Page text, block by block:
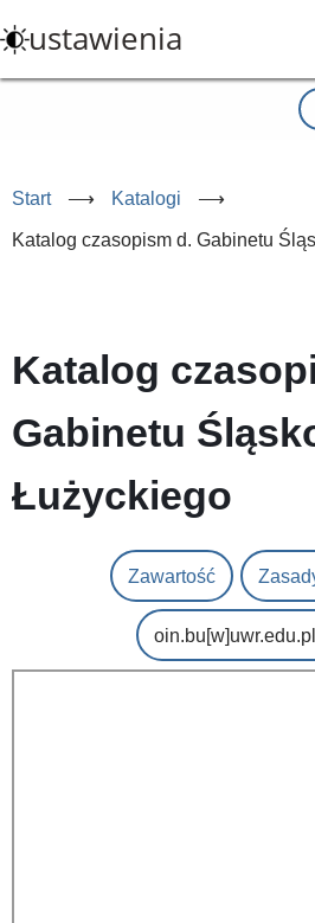
do
treści
ustawienia
Start ⟶ Katalogi ⟶
Katalog czasopism d. Gabinetu
Katalog
Gabinetu
Łużyckiego
Zawartość
oin.bu[w]uwr.edu.pl